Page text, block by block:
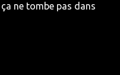
ne tombe pas dans